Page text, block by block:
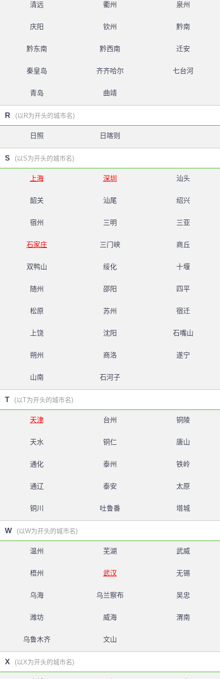
清远 衢州 泉州
庆阳 钦州 黔南
黔东南 黔西南 迁安
秦皇岛 齐齐哈尔 七台河
青岛 曲靖
R (以R为开头的城市名)
日照 日喀则
S (以S为开头的城市名)
上海 深圳 汕头
韶关 汕尾 绍兴
宿州 三明 三亚
石家庄 三门峡 商丘
双鸭山 绥化 十堰
随州 邵阳 四平
松原 苏州 宿迁
上饶 沈阳 石嘴山
朔州 商洛 遂宁
山南 石河子
T (以T为开头的城市名)
天津 台州 铜陵
天水 铜仁 唐山
通化 泰州 铁岭
通辽 泰安 太原
铜川 吐鲁番 塔城
W (以W为开头的城市名)
温州 芜湖 武威
梧州 武汉 无锡
乌海 乌兰察布 吴忠
潍坊 威海 渭南
乌鲁木齐 文山
X (以X为开头的城市名)